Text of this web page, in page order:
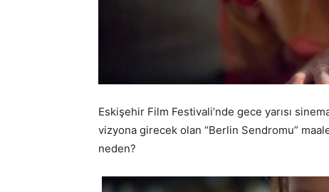
Eskişehir Film Festivali’nde gece yarısı
vizyona girecek olan “Berlin Sendromu”
neden?